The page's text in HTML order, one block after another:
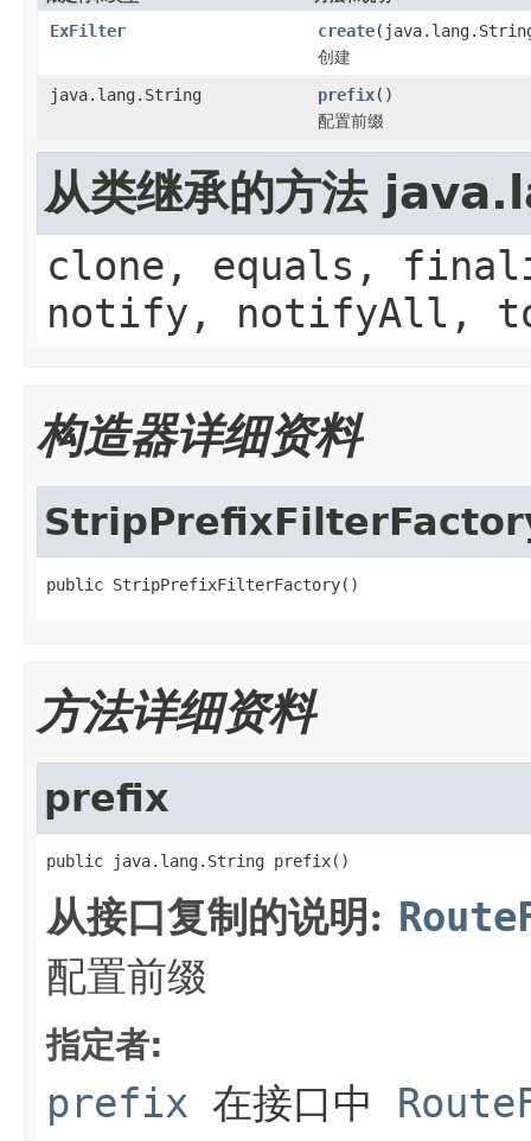
ExFilter create
创建
java.lang.String
prefix()
配置前缀
从类继承的方法
clone, equals,
notify, notifyAll,
构造器详细资料
public StripPrefixFilterFactory()
方法详细资料
prefix
public java.lang.String prefix()
从接口复制的说明:
配置前缀
指定者:
prefix 在接口中